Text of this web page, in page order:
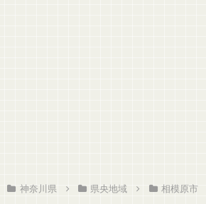
神奈川県 県央地域 相模原市